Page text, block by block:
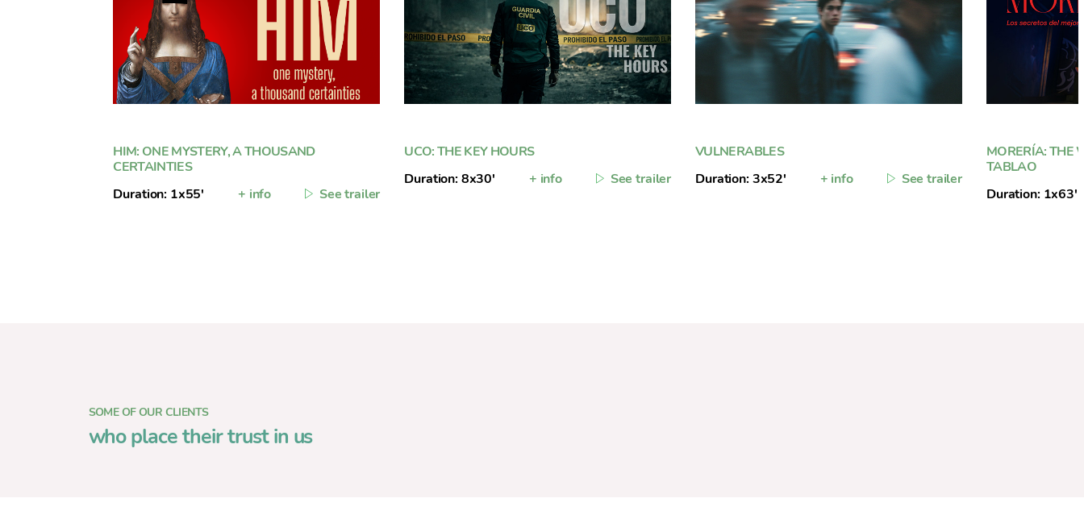
HIM: ONE MYSTERY, A THOUSAND
CERTAINTIES
Duration: 1x55'
+ info See trailer
UCO: THE KEY HOURS
Duration: 8x30'
+ info See trailer
VULNERABLES
Duration: 3x52'
+ info See trailer
MORERÍA: THE
TABLAO
Duration: 1x63'
SOME OF OUR CLIENTS
who place their trust in us